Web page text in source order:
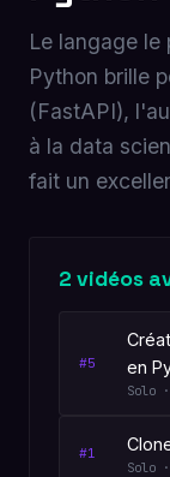
Le langage le
Python brille
(FastAPI),
à la data
fait un
2 vidéos
#5
en
Solo
#1
Solo